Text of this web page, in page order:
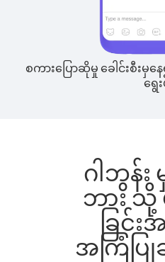
စကားပြောဆိုမှု ခေါင်းစီးမှန
ရွေး
ဂါဘွန်း
ဘား သို့
ခြင်
အကြံပြု